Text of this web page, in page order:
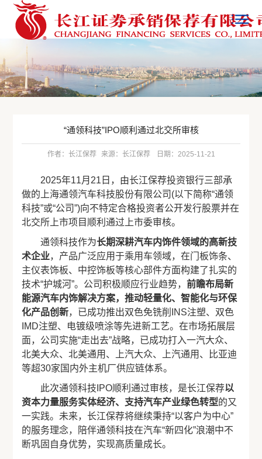
“通领科技”IPO顺利通过北交所审核
作者：长江保荐 来源：长江保荐 日期：2025-11-21
2025年11月21日，由长江保荐投资银行三部承
做的上海通领汽车科技股份有限公司(以下简称“通领
科技”或“公司”)向不特定合格投资者公开发行股票并在
北交所上市项目顺利通过上市委审核。
通领科技作为长期深耕汽车内饰件领域的高新技
术企业，产品广泛应用于乘用车领域，在门板饰条、
主仪表饰板、中控饰板等核心部件方面构建了扎实的
技术“护城河”。公司积极顺应行业趋势，前瞻布局新
能源汽车内饰解决方案，推动轻量化、智能化与环保
化产品创新，已成功推出双色免铣削INS注塑、双色
IMD注塑、电镀级喷涂等先进新工艺。在市场拓展层
面，公司实施“走出去”战略，已成功打入一汽大众、
北美大众、北美通用、上汽大众、上汽通用、比亚迪
等超30家国内外主机厂供应链体系。
此次通领科技IPO顺利通过审核，是长江保荐以
资本力量服务实体经济、支持汽车产业绿色转型的又
一实践。未来，长江保荐将继续秉持“以客户为中心”
的服务理念，陪伴通领科技在汽车“新四化”浪潮中不
断巩固自身优势，实现高质量成长。